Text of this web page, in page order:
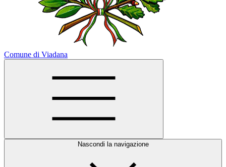
Comune di Viadana
Nascondi la navigazione